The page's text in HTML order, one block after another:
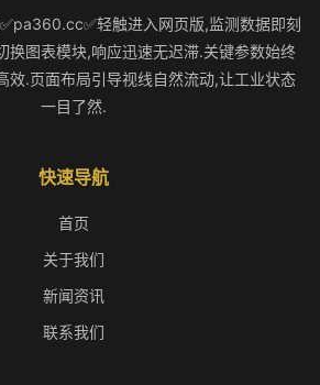
轻触进入网页版,监测数据即刻
换图表模块,响应迅速无迟滞.关键参数始终
效.页面布局引导视线自然流动,让工业状态
一目了然.
快速导航
首页
关于我们
新闻资讯
联系我们